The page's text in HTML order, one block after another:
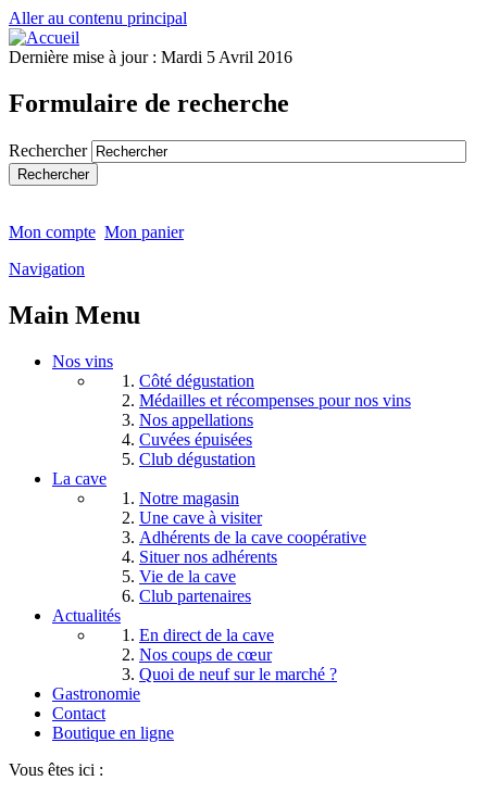
Aller au contenu principal
Dernière mise à jour : Mardi 5 Avril 2016
Formulaire de recherche
Rechercher
Mon compte Mon panier
Navigation
Main Menu
Nos vins
Côté dégustation
Médailles et récompenses pour nos vins
Nos appellations
Cuvées épuisées
Club dégustation
La cave
Notre magasin
Une cave à visiter
Adhérents de la cave coopérative
Situer nos adhérents
Vie de la cave
Club partenaires
Actualités
En direct de la cave
Nos coups de cœur
Quoi de neuf sur le marché ?
Gastronomie
Contact
Boutique en ligne
Vous êtes ici :